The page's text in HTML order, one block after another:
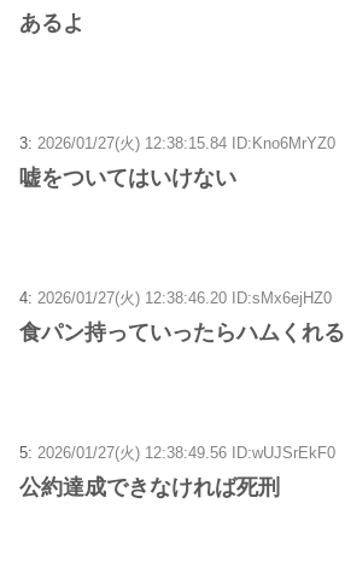
あるよ
3: 2026/01/27(火) 12:38:15.84 ID:Kno6MrYZ0
嘘をついてはいけない
4: 2026/01/27(火) 12:38:46.20 ID:sMx6ejHZ0
食パン持っていったらハムくれる
5: 2026/01/27(火) 12:38:49.56 ID:wUJSrEkF0
公約達成できなければ死刑